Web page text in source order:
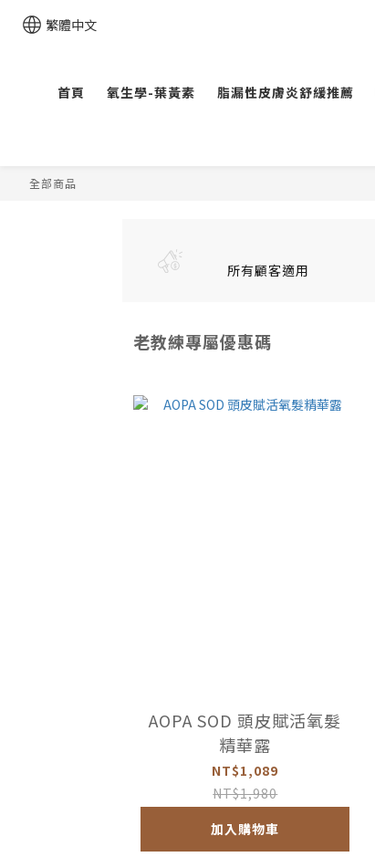
繁體中文
首頁 氧生學-葉黃素 脂漏性皮膚炎舒緩推薦
全部商品
所有顧客適用
老教練專屬優惠碼
AOPA SOD 頭皮賦活氧髮
精華露
NT$1,089
NT$1,980
加入購物車